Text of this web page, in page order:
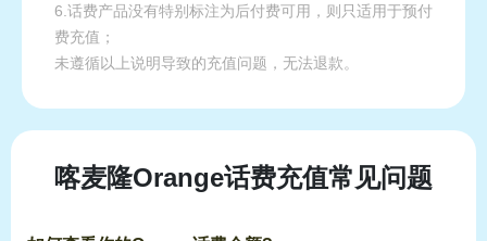
6.话费产品没有特别标注为后付费可用，则只适用于预付
费充值；
未遵循以上说明导致的充值问题，无法退款。
喀麦隆Orange话费充值常见问题